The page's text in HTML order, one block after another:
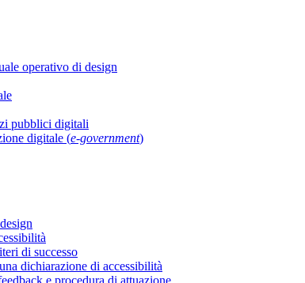
operativo di design
pubblici digitali
digitale (e-government)
di successo
dichiarazione di accessibilità
e procedura di attuazione